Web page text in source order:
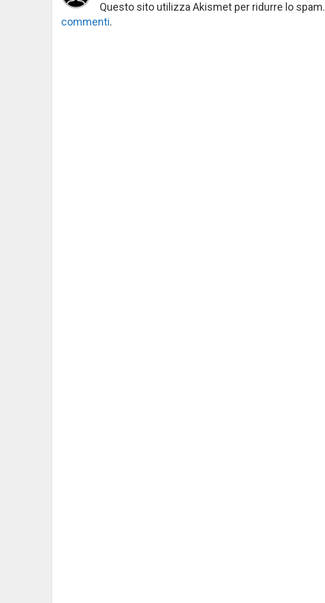
Questo sito utilizza Akismet per ridurre lo spam.
commenti.